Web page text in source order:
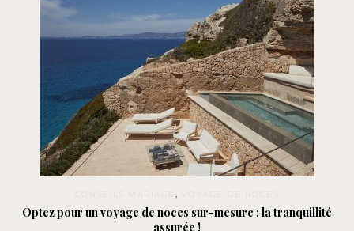
,
Optez pour un voyage de noces sur-mesure : la tranquillité
assurée !